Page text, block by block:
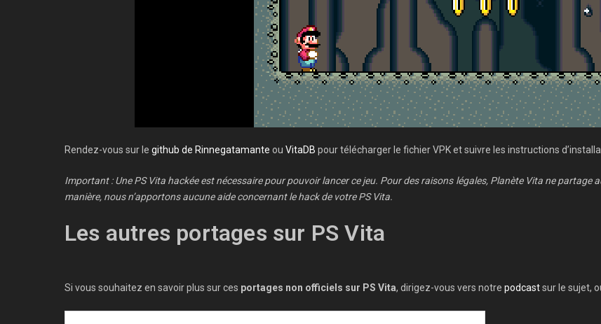
Rendez-vous sur le github de Rinnegatamante ou VitaDB pour télécharger le fichier VPK et suivre les instructions
Important : Une PS Vita hackée est nécessaire pour pouvoir lancer ce jeu. Pour des raisons légales, Planète Vita ne partage
manière, nous n’apportons aucune aide concernant le hack de votre PS Vita.
Les autres portages sur PS Vita
Si vous souhaitez en savoir plus sur ces portages non officiels sur PS Vita, dirigez-vous vers notre podcastsur le sujet,